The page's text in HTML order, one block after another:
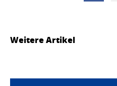
Weitere Artikel